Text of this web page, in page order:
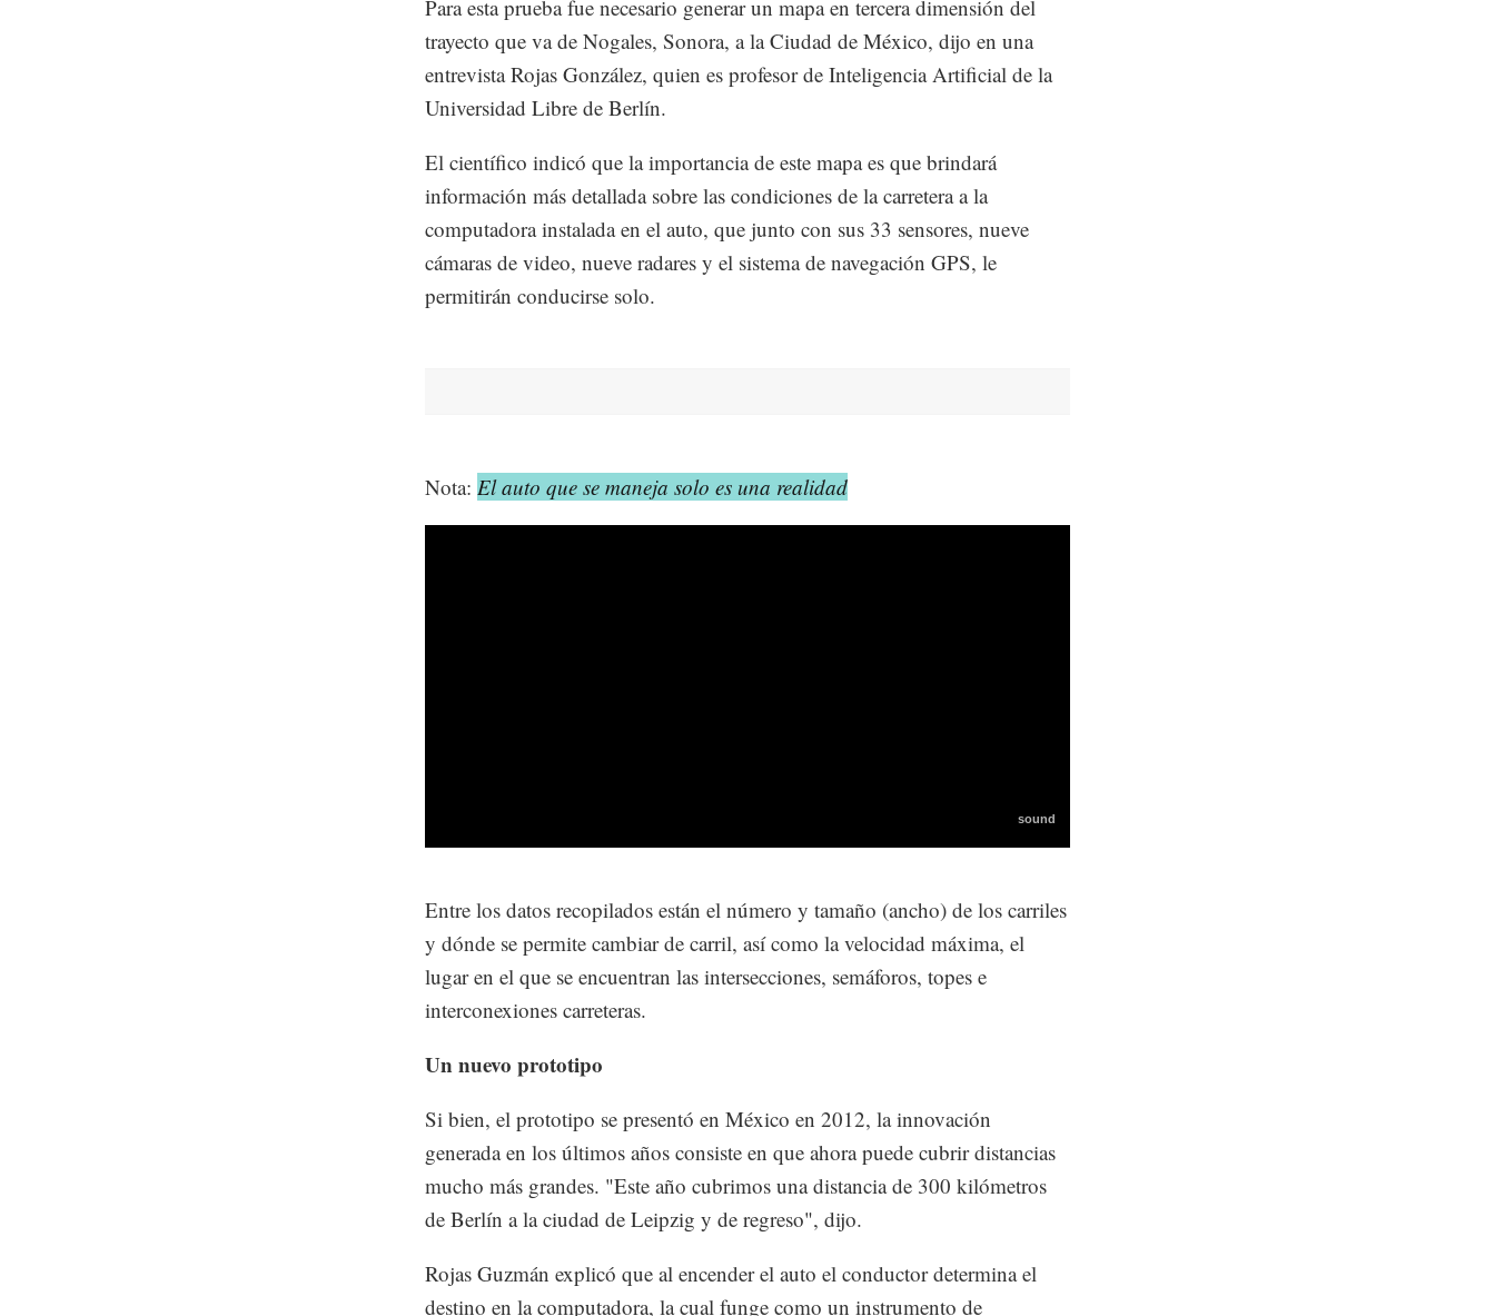
Para esta prueba fue necesario generar un mapa en tercera dimensión del
trayecto que va de Nogales, Sonora, a la Ciudad de México, dijo en una
entrevista Rojas González, quien es profesor de Inteligencia Artificial de la
Universidad Libre de Berlín.
El científico indicó que la importancia de este mapa es que brindará
información más detallada sobre las condiciones de la carretera a la
computadora instalada en el auto, que junto con sus 33 sensores, nueve
cámaras de video, nueve radares y el sistema de navegación GPS, le
permitirán conducirse solo.
Nota: El auto que se maneja solo es una realidad
Entre los datos recopilados están el número y tamaño (ancho) de los carriles
y dónde se permite cambiar de carril, así como la velocidad máxima, el
lugar en el que se encuentran las intersecciones, semáforos, topes e
interconexiones carreteras.
Un nuevo prototipo
Si bien, el prototipo se presentó en México en 2012, la innovación
generada en los últimos años consiste en que ahora puede cubrir distancias
mucho más grandes. "Este año cubrimos una distancia de 300 kilómetros
de Berlín a la ciudad de Leipzig y de regreso", dijo.
Rojas Guzmán explicó que al encender el auto el conductor determina el
destino en la computadora, la cual funge como un instrumento de